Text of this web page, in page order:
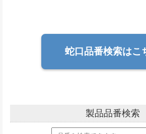
蛇口品番検索はこ
製品品番検索